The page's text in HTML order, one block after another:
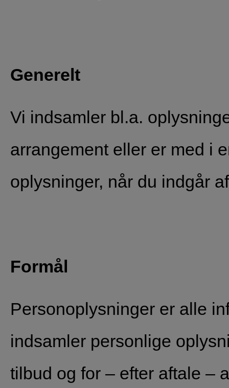
Generelt
Vi indsamler bl.a.
arrangement eller er med i
oplysninger, når du indgår
Formål
Personoplysninger er alle
indsamler personlige
tilbud og for – efter aftale –